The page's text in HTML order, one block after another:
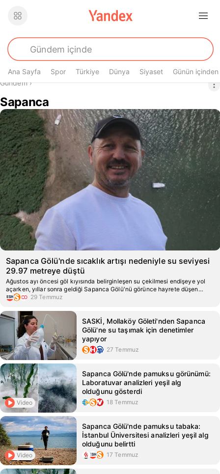
Ana Sayfa Spor Türkiye Dünya Siyaset Günün içinden
Buradasın
Gündem›
Sapanca
Sapanca Gölü'nde sıcaklık artışı nedeniyle su seviyesi
29.97 metreye düştü
Ağustos ayı öncesi göl kıyısında belirginleşen su çekilmesi endişeye yol
açarken, yıllar sonra geldiği Sapanca Gölü'nü görünce hayrete düşen
vatandaşlar su israfına karşı uyarılarda bulundu.
29 Temmuz
SASKİ, Mollaköy Göleti'nden Sapanca
Gölü'ne su taşımak için denetimler
yapıyor
27 Temmuz
Video
Sapanca Gölü'nde pamuksu görünümü:
Laboratuvar analizleri yeşil alg
olduğunu gösterdi
18 Temmuz
Video
Sapanca Gölü'nde pamuksu tabaka:
İstanbul Üniversitesi analizleri yeşil alg
olduğunu belirtti
17 Temmuz